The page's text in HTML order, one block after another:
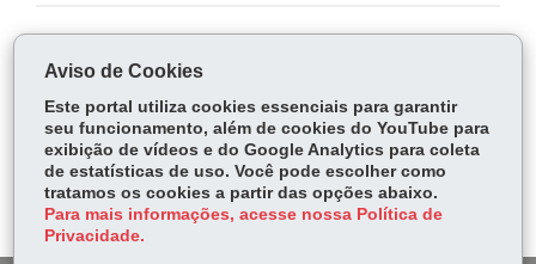
ce
bo
ok
Tw
itt
er
ha
ts
Ap
p
Voltar Início Imprimir Baixar
Aviso de Cookies
Este portal utiliza cookies essenciais para garantir
seu funcionamento, além de cookies do YouTube para
exibição de vídeos e do Google Analytics para coleta
de estatísticas de uso. Você pode escolher como
tratamos os cookies a partir das opções abaixo.
Para mais informações, acesse nossa Política de
Privacidade.